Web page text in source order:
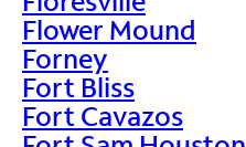
Flower Mound
Forney
Fort Bliss
Fort Cavazos